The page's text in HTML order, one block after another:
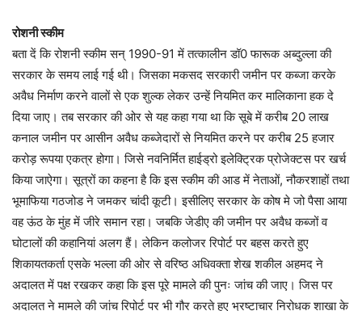
रोशनी स्कीम
बता दें कि रोशनी स्कीम सन् 1990-91 में तत्कालीन डॉ0 फारूक अब्दुल्ला की
सरकार के समय लाई गई थी। जिसका मकसद सरकारी जमीन पर कब्जा करके
अवैध निर्माण करने वालों से एक शुल्क लेकर उन्हें नियमित कर मालिकाना हक दे
दिया जाए। तब सरकार की ओर से यह कहा गया था कि सूबे में करीब 20 लाख
कनाल जमीन पर आसीन अवैध कब्जेदारों से नियमित करने पर करीब 25 हजार
करोड़ रूपया एकत्र होगा। जिसे नवनिर्मित हाईड्रो इलेक्ट्रिक प्रोजेक्टस पर खर्च
किया जाऐगा। सूत्रों का कहना है कि इस स्कीम की आड में नेताओं, नौकरशाहों तथा
भूमाफिया गठजोड ने जमकर चांदी कूटी। इसीलिए सरकार के कोष मे जो पैसा आया
वह ऊंठ के मुंह में जीरे समान रहा। जबकि जेडीए की जमीन पर अवैध कब्जों व
घोटालों की कहानियां अलग हैं। लेकिन कलोजर रिपोर्ट पर बहस करते हुए
शिकायतकर्ता एसके भल्ला की ओर से वरिष्ठ अधिवक्ता शेख शकील अहमद ने
अदालत में पक्ष रखकर कहा कि इस पूरे मामले की पुनः जांच की जाए। जिस पर
अदालत ने मामले की जांच रिपोर्ट पर भी गौर करते हुए भ्रष्टाचार निरोधक शाखा के